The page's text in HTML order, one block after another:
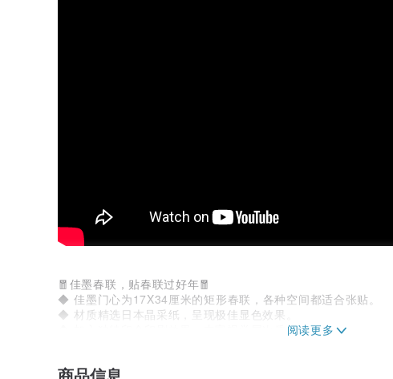
🧧佳墨春联，贴春联过好年🧧
◆ 佳墨门心为17X34厘米的矩形春联，各种空间都适合张贴。
◆ 材质精选日本晶采纸，呈现极佳显色效果。
◆ 加入独特印金印刷效果，丰富视觉层次质感。
🏠 佳墨春联多样款式 发挥创意自由搭配 🏠